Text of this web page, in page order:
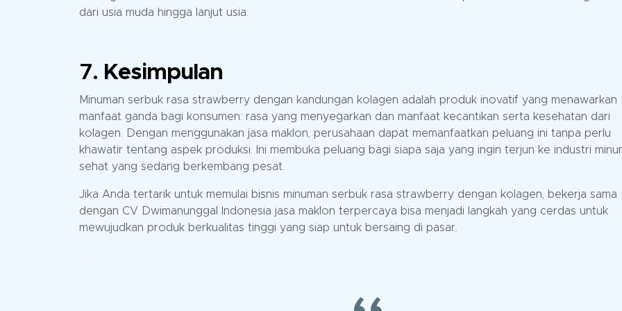
dari usia muda hingga lanjut usia.
7. Kesimpulan
Minuman serbuk rasa strawberry dengan kandungan kolagen adalah produk inovatif yang menawarkan
manfaat ganda bagi konsumen: rasa yang menyegarkan dan manfaat kecantikan serta kesehatan dari
kolagen. Dengan menggunakan jasa maklon, perusahaan dapat memanfaatkan peluang ini tanpa perlu
khawatir tentang aspek produksi. Ini membuka peluang bagi siapa saja yang ingin terjun ke industri
sehat yang sedang berkembang pesat.
Jika Anda tertarik untuk memulai bisnis minuman serbuk rasa strawberry dengan kolagen, bekerja sama
dengan CV Dwimanunggal Indonesia jasa maklon terpercaya bisa menjadi langkah yang cerdas untuk
mewujudkan produk berkualitas tinggi yang siap untuk bersaing di pasar.